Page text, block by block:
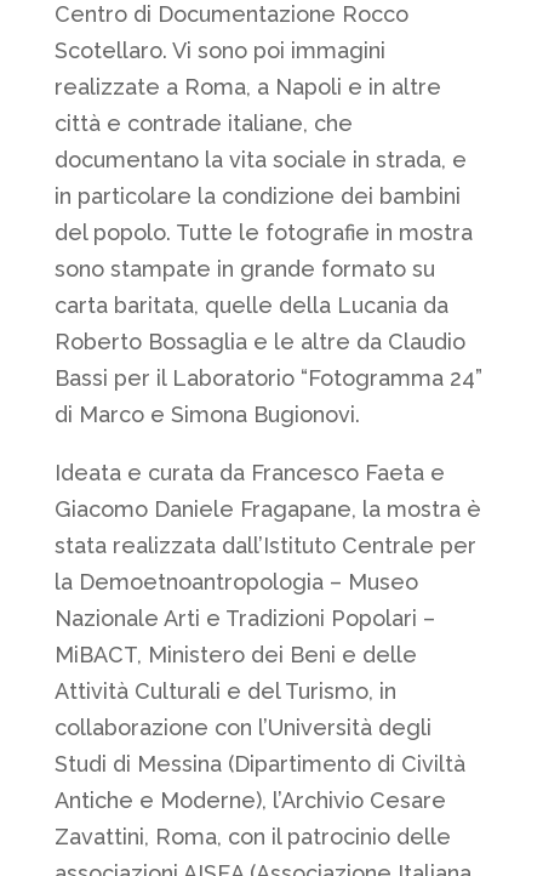
Centro di Documentazione Rocco
Scotellaro. Vi sono poi immagini
realizzate a Roma, a Napoli e in altre
città e contrade italiane, che
documentano la vita sociale in strada, e
in particolare la condizione dei bambini
del popolo. Tutte le fotografie in mostra
sono stampate in grande formato su
carta baritata, quelle della Lucania da
Roberto Bossaglia e le altre da Claudio
Bassi per il Laboratorio “Fotogramma 24”
di Marco e Simona Bugionovi.
Ideata e curata da Francesco Faeta e
Giacomo Daniele Fragapane, la mostra è
stata realizzata dall’Istituto Centrale per
la Demoetnoantropologia – Museo
Nazionale Arti e Tradizioni Popolari –
MiBACT, Ministero dei Beni e delle
Attività Culturali e del Turismo, in
collaborazione con l’Università degli
Studi di Messina (Dipartimento di Civiltà
Antiche e Moderne), l’Archivio Cesare
Zavattini, Roma, con il patrocinio delle